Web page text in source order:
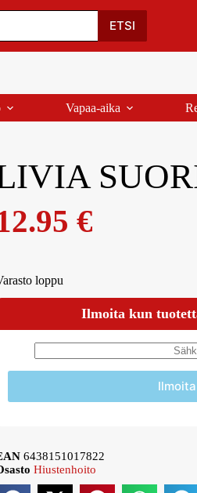
Oma Tili Ostoskori Yhteystiedot
ETSI
Vapaa-aika
€
loppu
Ilmoita kun
6438151017822
Hiustenhoito